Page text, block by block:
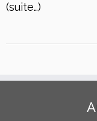
(suite…)